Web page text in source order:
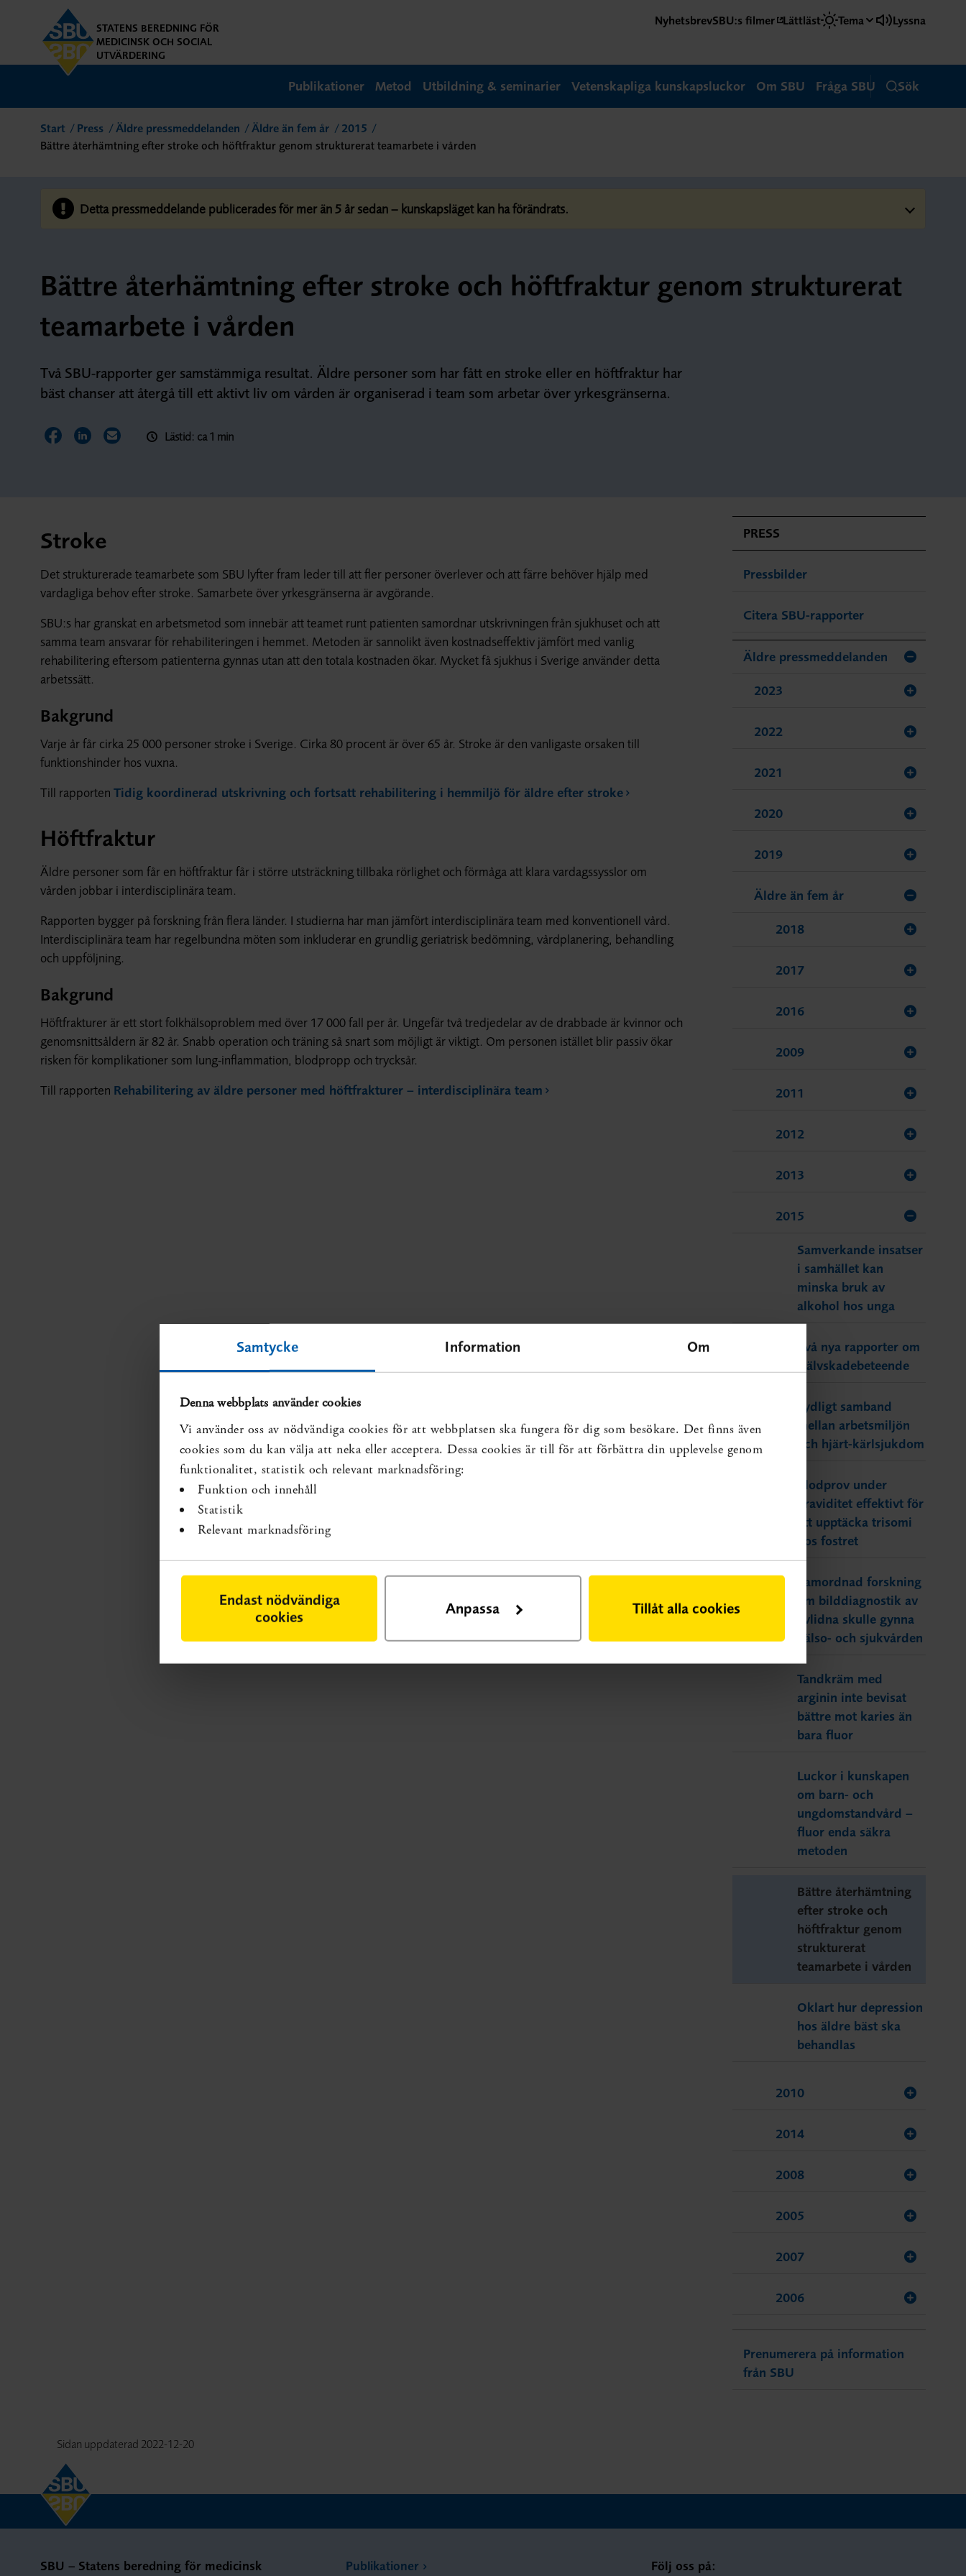
Samtycke Information Om
Denna webbplats använder cookies
Vi använder oss av nödvändiga cookies för att webbplatsen ska fungera för dig som besökare. Det finns även
cookies som du kan välja att neka eller acceptera. Dessa cookies är till för att förbättra din upplevelse genom
funktionalitet, statistik och relevant marknadsföring:
Funktion och innehåll
Statistik
Relevant marknadsföring
Endast nödvändiga
cookies
Anpassa Tillåt alla cookies
STATENS BEREDNING FÖR
MEDICINSK OCH SOCIAL
UTVÄRDERING
NyhetsbrevSBU:s filmer Lättläst Tema Lyssna
Publikationer Metod Utbildning & seminarier Vetenskapliga kunskapsluckor Om SBU Fråga SBU Sök
Start Press Äldre pressmeddelanden Äldre än fem år
2015
Bättre återhämtning efter stroke och höftfraktur genom strukturerat teamarbete i vården
Detta pressmeddelande publicerades för mer än 5 år sedan – kunskapsläget kan ha förändrats.
Bättre återhämtning efter stroke och höftfraktur genom strukturerat
teamarbete i vården
Två SBU-rapporter ger samstämmiga resultat. Äldre personer som har fått en stroke eller en höftfraktur har
bäst chanser att återgå till ett aktivt liv om vården är organiserad i team som arbetar över yrkesgränserna.
Dela sidan på Facebook
Dela sidan på LinkedIn
Dela sidan via E-post
Lästid: ca 1 min
Stroke
Det strukturerade teamarbete som SBU lyfter fram leder till att fler personer överlever och att färre behöver hjälp med
vardagliga behov efter stroke. Samarbete över yrkesgränserna är avgörande.
SBU:s har granskat en arbetsmetod som innebär att teamet runt patienten samordnar utskrivningen från sjukhuset och att
samma team ansvarar för rehabiliteringen i hemmet. Metoden är sannolikt även kostnadseffektiv jämfört med vanlig
rehabilitering eftersom patienterna gynnas utan att den totala kostnaden ökar. Mycket få sjukhus i Sverige använder detta
arbetssätt.
Bakgrund
Varje år får cirka 25 000 personer stroke i Sverige. Cirka 80 procent är över 65 år. Stroke är den vanligaste orsaken till
funktionshinder hos vuxna.
Till rapporten Tidig koordinerad utskrivning och fortsatt rehabilitering i hemmiljö för äldre efter stroke
Höftfraktur
Äldre personer som får en höftfraktur får i större utsträckning tillbaka rörlighet och förmåga att klara vardagssysslor om
vården jobbar i interdisciplinära team.
Rapporten bygger på forskning från flera länder. I studierna har man jämfört interdisciplinära team med konventionell vård.
Interdisciplinära team har regelbundna möten som inkluderar en grundlig geriatrisk bedömning, vårdplanering, behandling
och uppföljning.
Bakgrund
Höftfrakturer är ett stort folkhälsoproblem med över 17 000 fall per år. Ungefär två tredjedelar av de drabbade är kvinnor och
genomsnittsåldern är 82 år. Snabb operation och träning så snart som möjligt är viktigt. Om personen istället blir passiv ökar
risken för komplikationer som lung-inflammation, blodpropp och trycksår.
Till rapporten Rehabilitering av äldre personer med höftfrakturer – interdisciplinära team
PRESS
Pressbilder
Citera SBU-rapporter
Äldre pressmeddelanden
2023
2022
2021
2020
2019
Äldre än fem år
2018
2017
2016
2009
2011
2012
2013
2015
Samverkande insatser
i samhället kan
minska bruk av
alkohol hos unga
Två nya rapporter om
självskadebeteende
Tydligt samband
mellan arbetsmiljön
och hjärt-kärlsjukdom
Blodprov under
graviditet effektivt för
att upptäcka trisomi
hos fostret
Samordnad forskning
om bilddiagnostik av
avlidna skulle gynna
hälso- och sjukvården
Tandkräm med
arginin inte bevisat
bättre mot karies än
bara fluor
Luckor i kunskapen
om barn- och
ungdomstandvård –
fluor enda säkra
metoden
Bättre återhämtning
efter stroke och
höftfraktur genom
strukturerat
teamarbete i vården
Oklart hur depression
hos äldre bäst ska
behandlas
2010
2014
2008
2005
2007
2006
Prenumerera på information
från SBU
Sidan uppdaterad 2022-12-20
SBU – Statens beredning för medicinsk
Publikationer Följ oss på: